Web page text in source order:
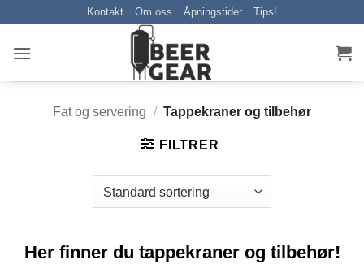
content
Kontakt Om oss Åpningstider Tips!
Fat og servering / Tappekraner og tilbehør
FILTRER
Her finner du tappekraner og tilbehør!